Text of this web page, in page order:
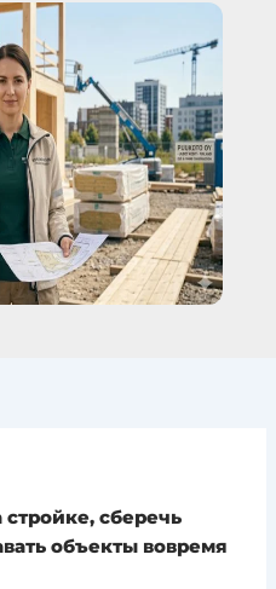
сберечь
объекты вовремя